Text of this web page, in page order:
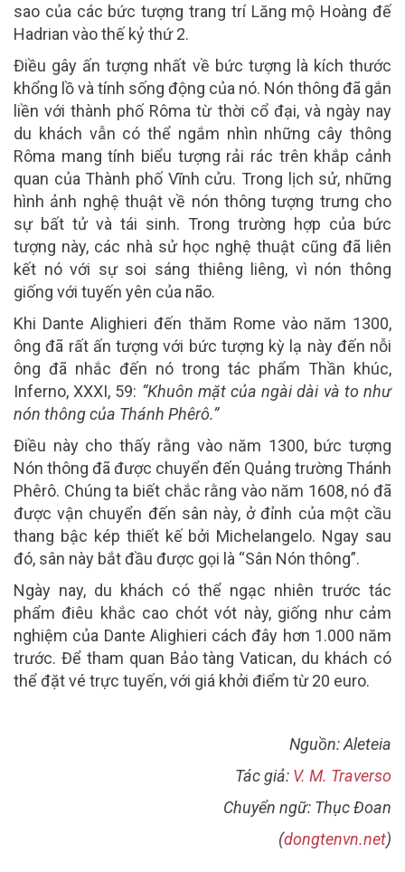
sao của các bức tượng trang trí Lăng mộ Hoàng đế
Hadrian vào thế kỷ thứ 2.
Điều gây ấn tượng nhất về bức tượng là kích thước
khổng lồ và tính sống động của nó. Nón thông đã gắn
liền với thành phố Rôma từ thời cổ đại, và ngày nay
du khách vẫn có thể ngắm nhìn những cây thông
Rôma mang tính biểu tượng rải rác trên khắp cảnh
quan của Thành phố Vĩnh cửu. Trong lịch sử, những
hình ảnh nghệ thuật về nón thông tượng trưng cho
sự bất tử và tái sinh. Trong trường hợp của bức
tượng này, các nhà sử học nghệ thuật cũng đã liên
kết nó với sự soi sáng thiêng liêng, vì nón thông
giống với tuyến yên của não.
Khi Dante Alighieri đến thăm Rome vào năm 1300,
ông đã rất ấn tượng với bức tượng kỳ lạ này đến nỗi
ông đã nhắc đến nó trong tác phẩm Thần khúc,
Inferno, XXXI, 59: “Khuôn mặt của ngài dài và to như
nón thông của Thánh Phêrô.”
Điều này cho thấy rằng vào năm 1300, bức tượng
Nón thông đã được chuyển đến Quảng trường Thánh
Phêrô. Chúng ta biết chắc rằng vào năm 1608, nó đã
được vận chuyển đến sân này, ở đỉnh của một cầu
thang bậc kép thiết kế bởi Michelangelo. Ngay sau
đó, sân này bắt đầu được gọi là “Sân Nón thông”.
Ngày nay, du khách có thể ngạc nhiên trước tác
phẩm điêu khắc cao chót vót này, giống như cảm
nghiệm của Dante Alighieri cách đây hơn 1.000 năm
trước. Để tham quan Bảo tàng Vatican, du khách có
thể đặt vé trực tuyến, với giá khởi điểm từ 20 euro.
Nguồn: Aleteia
Tác giả: V. M. Traverso
Chuyển ngữ: Thục Đoan
(dongtenvn.net)